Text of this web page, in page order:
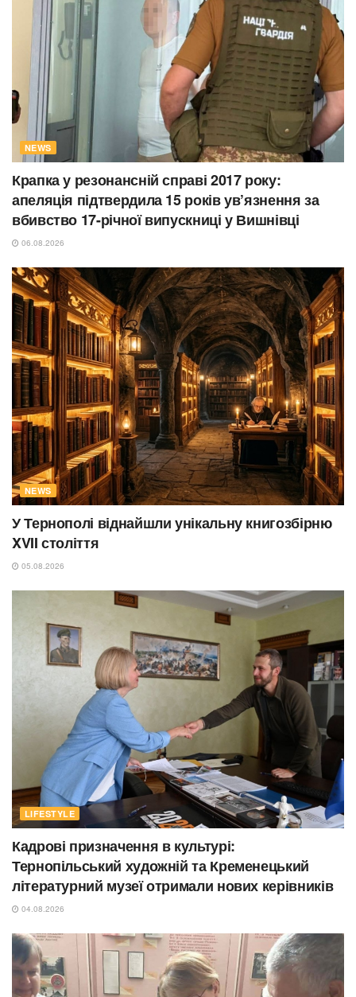
NEWS
Крапка у резонансній справі 2017 року:
апеляція підтвердила 15 років ув’язнення за
вбивство 17-річної випускниці у Вишнівці
06.08.2026
NEWS
У Тернополі віднайшли унікальну книгозбірню
XVII століття
05.08.2026
LIFESTYLE
Кадрові призначення в культурі:
Тернопільський художній та Кременецький
літературний музеї отримали нових керівників
04.08.2026